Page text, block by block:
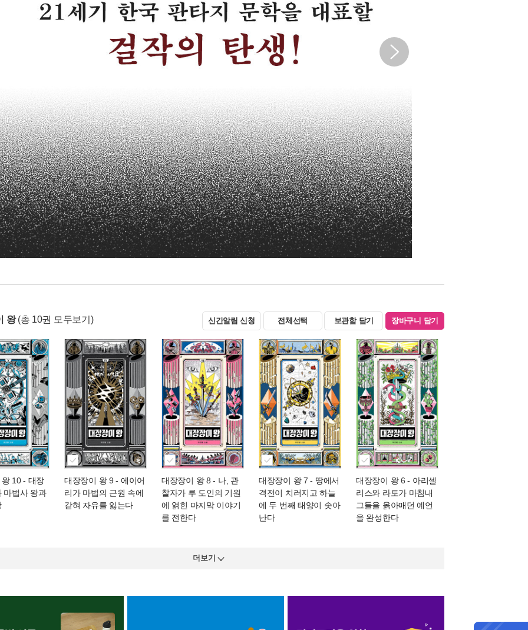
왕 (총 10권 모두보기) 신간알림 신청 전체선택 보관함 담기 장바구니 담기
10- 대장
마법사 왕과
대장장이 왕 9 - 에이어
리가 마법의 근원 속에
갇혀 자유를 잃는다
대장장이 왕 8 - 나, 관
찰자가 루 도인의 기원
에 얽힌 마지막 이야기
를 전한다
대장장이 왕 7 - 땅에서
격전이 치러지고 하늘
에 두 번째 태양이 솟아
난다
대장장이 왕 6 - 아리셀
리스와 라토가 마침내
그들을 옭아매던 예언
을 완성한다
더보기